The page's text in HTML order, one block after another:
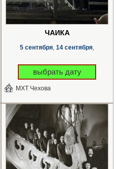
ЧАЙКА
5 сентября 14 сентября
выбрать дату
МХТ Чехова